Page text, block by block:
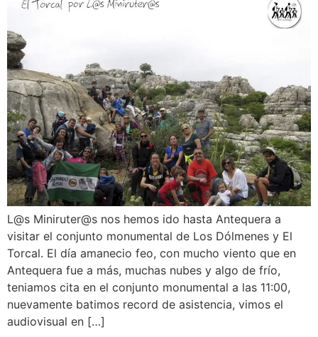
L@s Miniruter@s nos hemos ido hasta Antequera a
visitar el conjunto monumental de Los Dólmenes y El
Torcal. El día amanecio feo, con mucho viento que en
Antequera fue a más, muchas nubes y algo de frío,
teniamos cita en el conjunto monumental a las 11:00,
nuevamente batimos record de asistencia, vimos el
audiovisual en […]